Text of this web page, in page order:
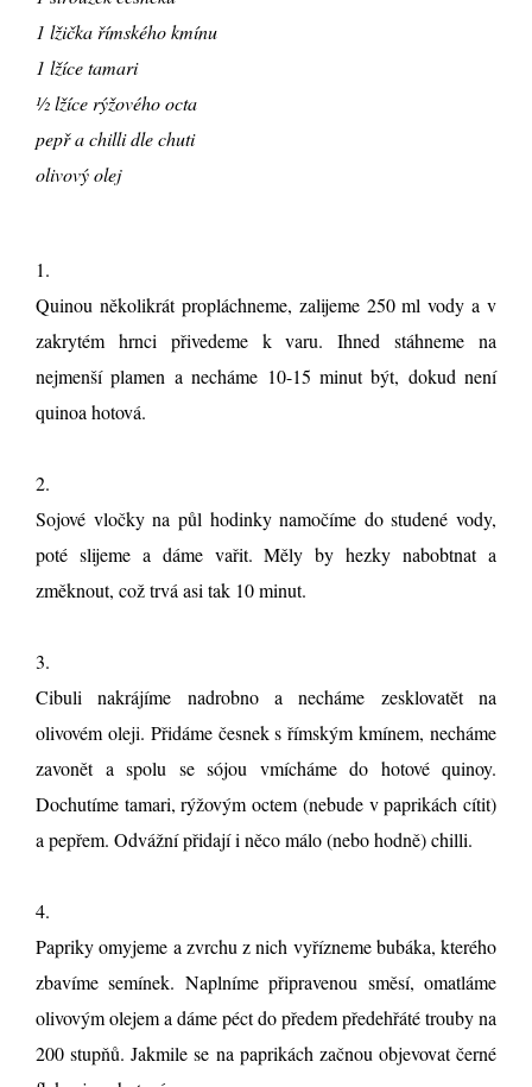
1 lžička římského kmínu
1 lžíce tamari
½ lžíce rýžového octa
pepř a chilli dle chuti
olivový olej
1.
Quinou několikrát propláchneme, zalijeme 250 ml vody a v
zakrytém hrnci přivedeme k varu. Ihned stáhneme na
nejmenší plamen a necháme 10-15 minut být, dokud není
quinoa hotová.
2.
Sojové vločky na půl hodinky namočíme do studené vody,
poté slijeme a dáme vařit. Měly by hezky nabobtnat a
změknout, což trvá asi tak 10 minut.
3.
Cibuli nakrájíme nadrobno a necháme zesklovatět na
olivovém oleji. Přidáme česnek s římským kmínem, necháme
zavonět a spolu se sójou vmícháme do hotové quinoy.
Dochutíme tamari, rýžovým octem (nebude v paprikách cítit)
a pepřem. Odvážní přidají i něco málo (nebo hodně) chilli.
4.
Papriky omyjeme a zvrchu z nich vyřízneme bubáka, kterého
zbavíme semínek. Naplníme připravenou směsí, omatláme
olivovým olejem a dáme péct do předem předehřáté trouby na
200 stupňů. Jakmile se na paprikách začnou objevovat černé